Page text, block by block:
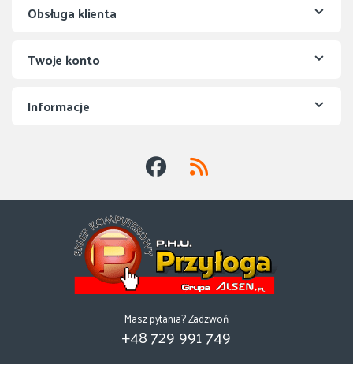
Obsługa klienta
Twoje konto
Informacje
Masz pytania? Zadzwoń
+48 729 991 749